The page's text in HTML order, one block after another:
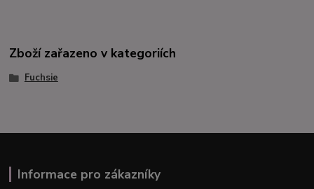
Zboží zařazeno v kategoriích
Fuchsie
Informace pro zákazníky